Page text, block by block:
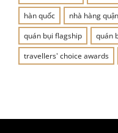
hàn quốc
nhà hàng
quán bụi flagship
quán
travellers' choice awards